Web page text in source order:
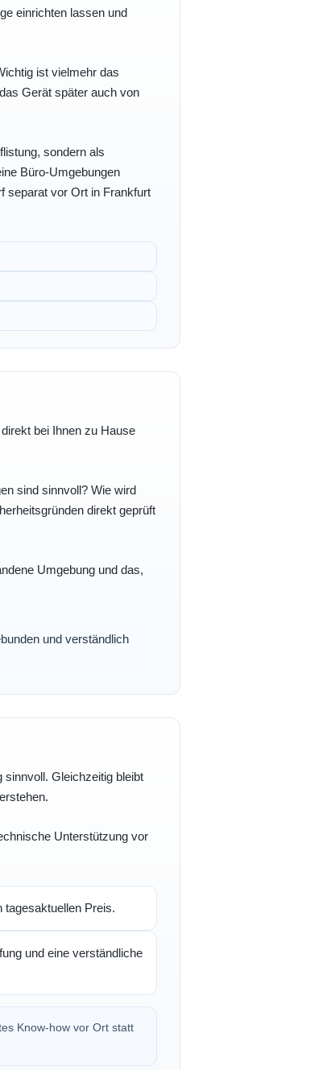
einrichten lassen und
ist vielmehr das
Gerät später auch von
sondern als
Büro-Umgebungen
separat vor Ort in Frankfurt
bei Ihnen zu Hause
sind sinnvoll? Wie wird
direkt geprüft
Umgebung und das,
und verständlich
sinnvoll. Gleichzeitig bleibt
Unterstützung vor
tagesaktuellen Preis.
und eine verständliche
Know-how vor Ort statt